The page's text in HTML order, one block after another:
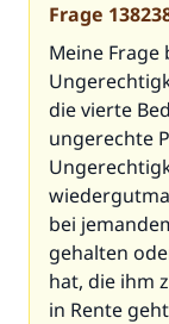
Frage
Meine
die vierte
ungerechte
bei
gehalten
hat, die ihm
in Rente